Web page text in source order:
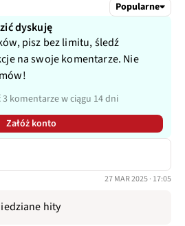
Popularne
dyskuję
pisz bez limitu, śledź
na swoje komentarze. Nie
3 komentarze w ciągu 14 dni
Załóż konto
27 MAR 2025 · 17:05
hity